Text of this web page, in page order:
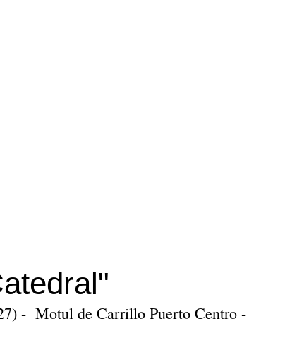
- Motul de Carrillo Puerto Centro -